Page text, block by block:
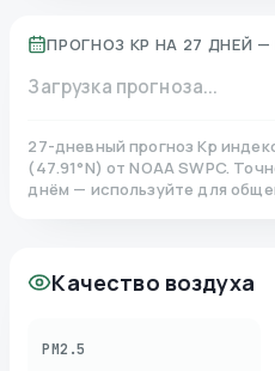
ПРОГНОЗ KP НА 27 ДНЕЙ —
Загрузка прогноза...
27-дневный прогноз Kp
(47.91°N)от NOAA SWPC.
днём — используйте для
Качество воздуха
PM2.5